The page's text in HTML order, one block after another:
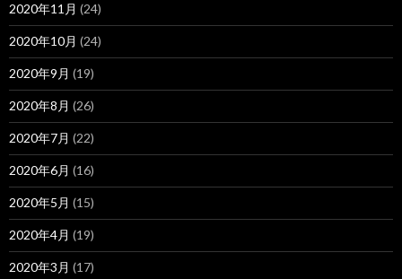
2020年11月 (24)
2020年10月 (24)
2020年9月 (19)
2020年8月 (26)
2020年7月 (22)
2020年6月 (16)
2020年5月 (15)
2020年4月 (19)
2020年3月 (17)